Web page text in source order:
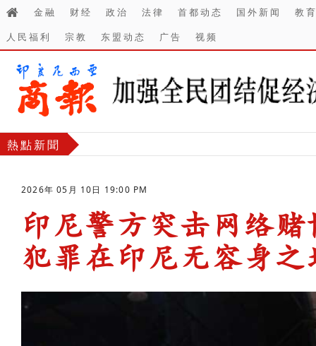
金融 财经 政治 法律 首都动态 国外新闻
教
人民福利
宗教 东盟动态 广告 视频
熱點新聞
2026年 05月 10日 19:00 PM
印尼警方突击网络
犯罪在印尼无容身之